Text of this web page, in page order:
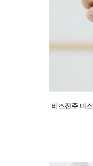
비즈진주 마